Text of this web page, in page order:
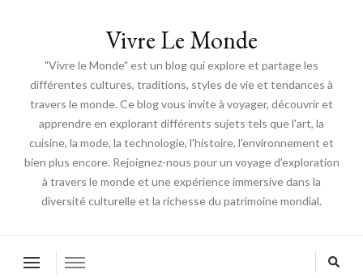
Vivre Le Monde
"Vivre le Monde" est un blog qui explore et partage les
différentes cultures, traditions, styles de vie et tendances à
travers le monde. Ce blog vous invite à voyager, découvrir et
apprendre en explorant différents sujets tels que l'art, la
cuisine, la mode, la technologie, l'histoire, l'environnement et
bien plus encore. Rejoignez-nous pour un voyage d'exploration
à travers le monde et une expérience immersive dans la
diversité culturelle et la richesse du patrimoine mondial.